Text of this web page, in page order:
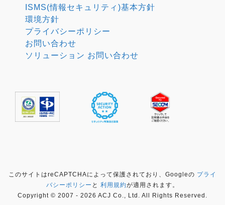
ISMS(情報セキュリティ)基本方針
環境方針
プライバシーポリシー
お問い合わせ
ソリューション お問い合わせ
このサイトはreCAPTCHAによって保護されており、Googleの プライ
バシーポリシー と 利用規約が適用されます。
Copyright © 2007 - 2026 ACJ Co., Ltd. All Rights Reserved.